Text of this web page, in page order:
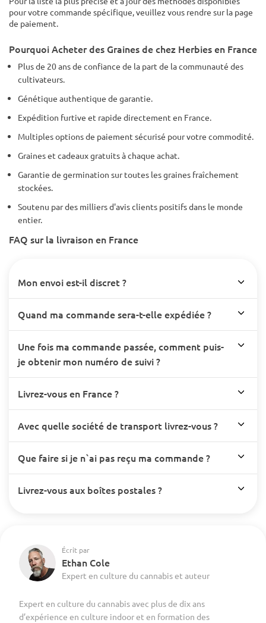
pour votre commande spécifique, veuillez vous rendre sur la page
de paiement.
Pourquoi Acheter des Graines de chez Herbies en France
Plus de 20 ans de confiance de la part de la communauté des
cultivateurs.
Génétique authentique de garantie.
Expédition furtive et rapide directement en France.
Multiples options de paiement sécurisé pour votre commodité.
Graines et cadeaux gratuits à chaque achat.
Garantie de germination sur toutes les graines fraîchement
stockées.
Soutenu par des milliers d'avis clients positifs dans le monde
entier.
FAQ sur la livraison en France
Mon envoi est-il discret ?
Quand ma commande sera-t-elle expédiée ?
Une fois ma commande passée, comment puis-
je obtenir mon numéro de suivi ?
Livrez-vous en France ?
Avec quelle société de transport livrez-vous ?
Que faire si je n`ai pas reçu ma commande ?
Livrez-vous aux boîtes postales ?
Écrit par
Ethan Cole
Expert en culture du cannabis et auteur
Expert en culture du cannabis avec plus de dix ans
d’expérience en culture indoor et en formation des